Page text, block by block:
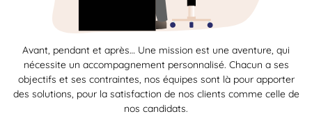
Avant, pendant et après… Une mission est une aventure, qui
nécessite un accompagnement personnalisé. Chacun a ses
objectifs et ses contraintes, nos équipes sont là pour apporter
des solutions, pour la satisfaction de nos clients comme celle de
nos candidats.